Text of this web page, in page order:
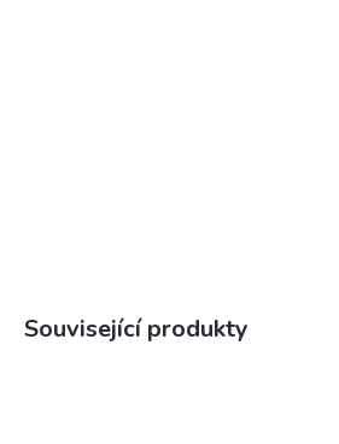
Související produkty